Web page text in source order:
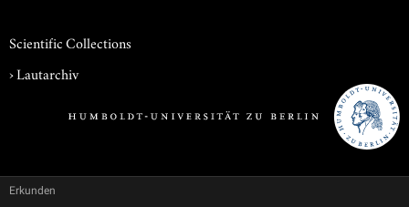
Scientific Collections
›Lautarchiv
Erkunden